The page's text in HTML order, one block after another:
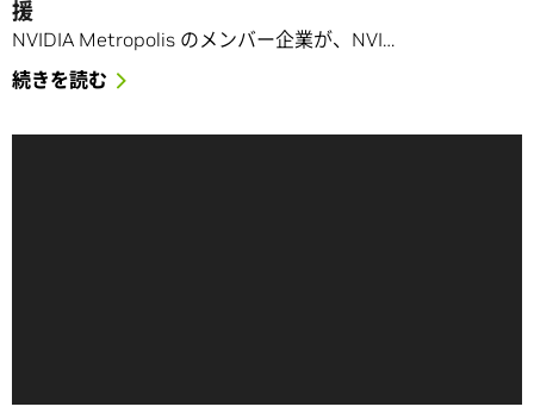
援
NVIDIA Metropolis のメンバー企業が、NVI…
続きを読む